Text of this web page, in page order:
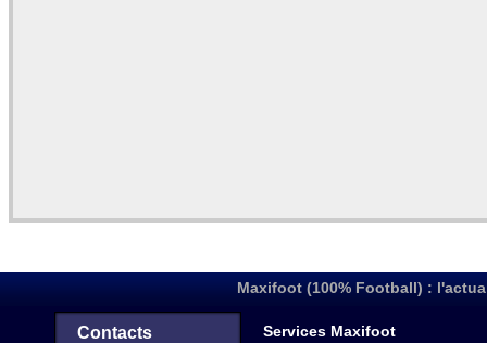
Maxifoot (100% Football) :
Contacts Services Maxifoot